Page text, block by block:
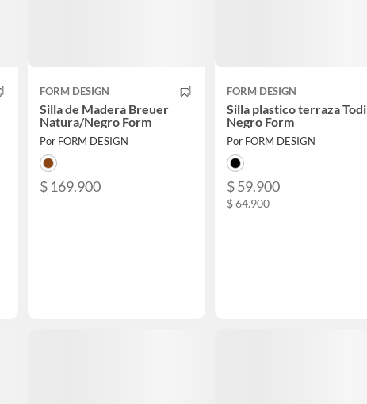
FORM DESIGN
Silla de Madera Breuer
Natura/Negro Form
Por FORM DESIGN
$ 169.900
FORM DESIGN
Silla plastico terraza Todi
Negro Form
Por FORM DESIGN
$ 59.900
$ 64.900